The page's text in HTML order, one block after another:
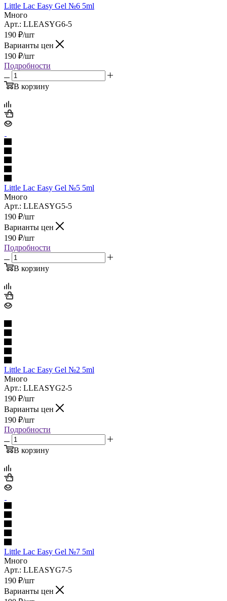
Little Lac Easy Gel №6 5ml
Много
Арт.: LLEASYG6-5
190 ₽/шт
Варианты цен
190 ₽/шт
Подробности
В корзину
Little Lac Easy Gel №5 5ml
Много
Арт.: LLEASYG5-5
190 ₽/шт
Варианты цен
190 ₽/шт
Подробности
В корзину
Little Lac Easy Gel №2 5ml
Много
Арт.: LLEASYG2-5
190 ₽/шт
Варианты цен
190 ₽/шт
Подробности
В корзину
Little Lac Easy Gel №7 5ml
Много
Арт.: LLEASYG7-5
190 ₽/шт
Варианты цен